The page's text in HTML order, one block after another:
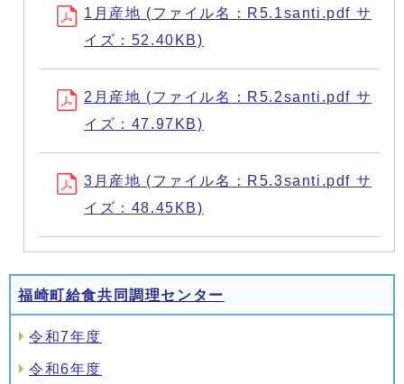
1月産地 (ファイル名：R5.1santi.pdf サ
イズ：52.40KB)
2月産地 (ファイル名：R5.2santi.pdf サ
イズ：47.97KB)
3月産地 (ファイル名：R5.3santi.pdf サ
イズ：48.45KB)
福崎町給食共同調理センター
令和7年度
令和6年度